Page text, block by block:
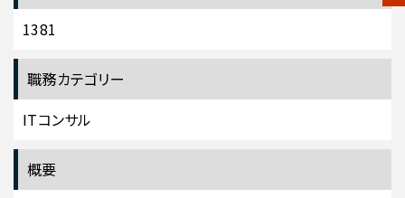
1381
職務カテゴリー
ITコンサル
概要